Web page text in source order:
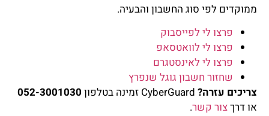
ממוקדים לפי סוג החשבון והבעיה.
פרצו לי לפייסבוק
פרצו לי לוואטסאפ
פרצו לי לאינסטגרם
שחזור חשבון גוגל שנפרץ
צריכים עזרה?
052-3001030
או דרךצור קשר.